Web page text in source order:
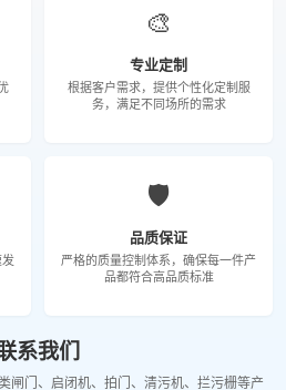
🎨
专业定制
根据客户需求，提供个性化定制服
务，满足不同场所的需求
🛡️
品质保证
严格的质量控制体系，确保每一件产
品都符合高品质标准
系我们
闸门、启闭机、拍门、清污机、拦污栅等产